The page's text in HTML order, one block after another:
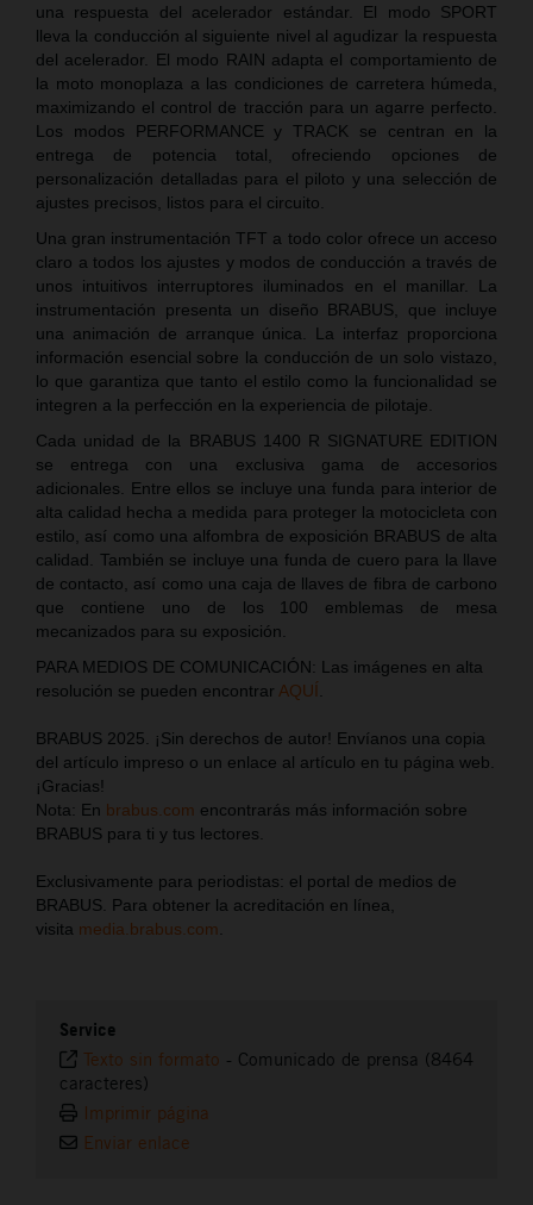
una respuesta del acelerador estándar. El modo SPORT
lleva la conducción al siguiente nivel al agudizar la respuesta
del acelerador. El modo RAIN adapta el comportamiento de
la moto monoplaza a las condiciones de carretera húmeda,
maximizando el control de tracción para un agarre perfecto.
Los modos PERFORMANCE y TRACK se centran en la
entrega de potencia total, ofreciendo opciones de
personalización detalladas para el piloto y una selección de
ajustes precisos, listos para el circuito.
Una gran instrumentación TFT a todo color ofrece un acceso
claro a todos los ajustes y modos de conducción a través de
unos intuitivos interruptores iluminados en el manillar. La
instrumentación presenta un diseño BRABUS, que incluye
una animación de arranque única. La interfaz proporciona
información esencial sobre la conducción de un solo vistazo,
lo que garantiza que tanto el estilo como la funcionalidad se
integren a la perfección en la experiencia de pilotaje.
Cada unidad de la BRABUS 1400 R SIGNATURE EDITION
se entrega con una exclusiva gama de accesorios
adicionales. Entre ellos se incluye una funda para interior de
alta calidad hecha a medida para proteger la motocicleta con
estilo, así como una alfombra de exposición BRABUS de alta
calidad. También se incluye una funda de cuero para la llave
de contacto, así como una caja de llaves de fibra de carbono
que contiene uno de los 100 emblemas de mesa
mecanizados para su exposición.
PARA MEDIOS DE COMUNICACIÓN: Las imágenes en alta
resolución se pueden encontrar AQUÍ
BRABUS 2025. ¡Sin derechos de autor! Envíanos una copia
del artículo impreso o un enlace al artículo en tu página web.
¡Gracias!
Nota: En brabus.com encontrarás más información sobre
BRABUS para ti y tus lectores.
Exclusivamente para periodistas: el portal de medios de
BRABUS. Para obtener la acreditación en línea,
visita media.brabus.com
Service
Texto sin formato - Comunicado de prensa (8464
caracteres)
Imprimir página
Enviar enlace